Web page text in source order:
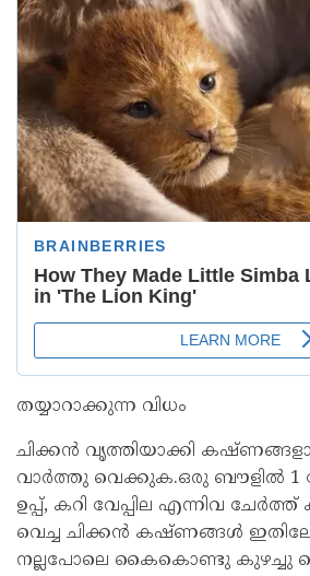
തയ്യാറാക്കുന്ന വിധം
ചിക്കൻ വൃത്തിയാക്കി
വാർത്തു വെക്കുക.ഒരു ബൗളിൽ
ഉപ്പ്‌, കറി വേപ്പില എന്നിവ
വെച്ച ചിക്കൻ കഷ്ണങ്ങൾ
നല്ലപോലെ കൈകൊണ്ടു കുഴച്ചു